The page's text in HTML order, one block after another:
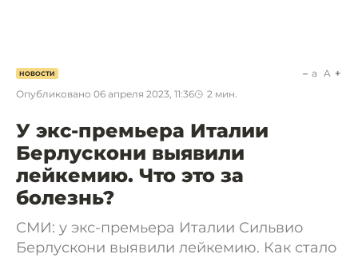
НОВОСТИ
Опубликовано 06 апреля 2023, 11:36 2 мин.
a A
У экс-премьера Италии
Берлускони выявили
лейкемию. Что это за
болезнь?
СМИ: у экс-премьера Италии Сильвио
Берлускони выявили лейкемию. Как стало